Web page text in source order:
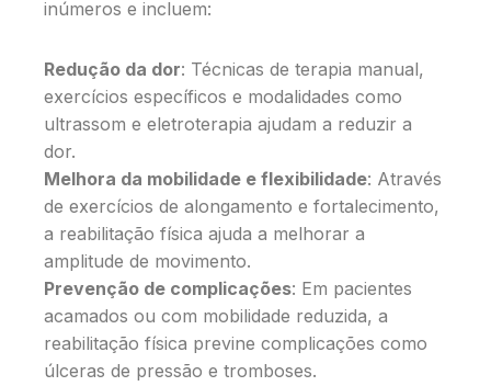
inúmeros e incluem:
Redução da dor: Técnicas de terapia manual,
exercícios específicos e modalidades como
ultrassom e eletroterapia ajudam a reduzir a
dor.
Melhora da mobilidade e flexibilidade: Através
de exercícios de alongamento e fortalecimento,
a reabilitação física ajuda a melhorar a
amplitude de movimento.
Prevenção de complicações: Em pacientes
acamados ou com mobilidade reduzida, a
reabilitação física previne complicações como
úlceras de pressão e tromboses.